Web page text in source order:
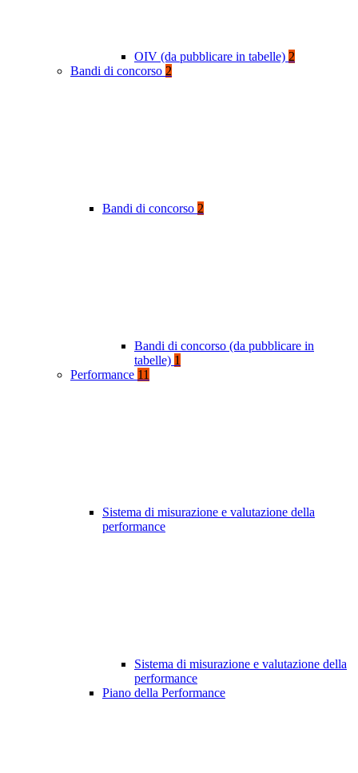
OIV (da pubblicare in tabelle) 2
Bandi di concorso 2
Bandi di concorso 2
Bandi di concorso (da pubblicare in
tabelle) 1
Performance 11
Sistema di misurazione e valutazione della
performance
Sistema di misurazione e valutazione della
performance
Piano della Performance